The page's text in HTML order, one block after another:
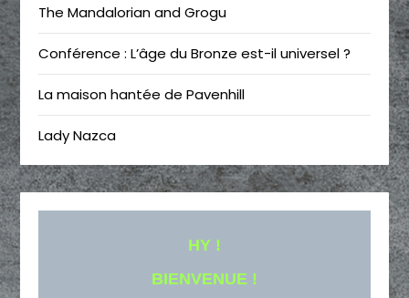
The Mandalorian and Grogu
Conférence : L’âge du Bronze est-il universel ?
La maison hantée de Pavenhill
Lady Nazca
HY !
BIENVENUE !